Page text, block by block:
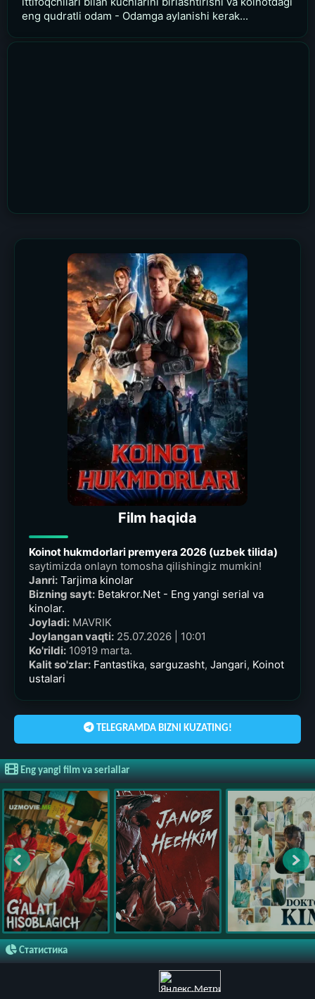
eng qudratli odam - Odamga aylanishi kerak...
Film haqida
Koinot hukmdorlari premyera 2026 (uzbek tilida)
saytimizda onlayn tomosha qilishingiz mumkin!
Janri: Tarjima kinolar
Bizning sayt: Betakror.Net - Eng yangi serial va
kinolar.
Joyladi: MAVRIK
Joylangan vaqti: 25.07.2026 | 10:01
Ko'rildi: 10919 marta.
Kalit so'zlar: Fantastika, sarguzasht, Jangari, Koinot
ustalari
TELEGRAMDA BIZNI KUZATING!
Eng yangi film va seriallar
Статистика